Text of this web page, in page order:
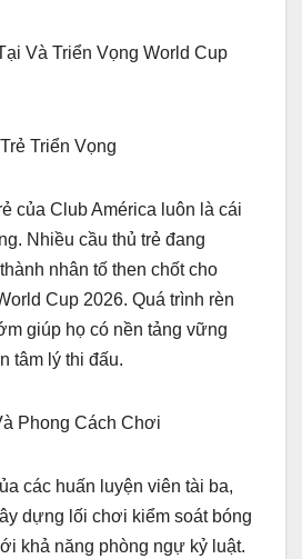
Và Triển Vọng World Cup
Triển Vọng
của Club América luôn là cái
Nhiều cầu thủ trẻ đang
nhân tố then chốt cho
Cup 2026. Quá trình rèn
giúp họ có nền tảng vững
tâm lý thi đấu.
Phong Cách Chơi
các huấn luyện viên tài ba,
dựng lối chơi kiểm soát bóng
khả năng phòng ngự kỷ luật.